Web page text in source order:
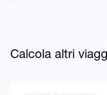
Calcola altri